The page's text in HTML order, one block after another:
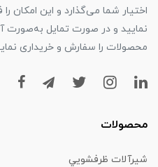
اختیار شما می‌گذارد و این امکان
نمایید و در صورت تمایل به‌صورت
محصولات را سفارش و خریداری
محصولات
شیرآلات ظرفشويي